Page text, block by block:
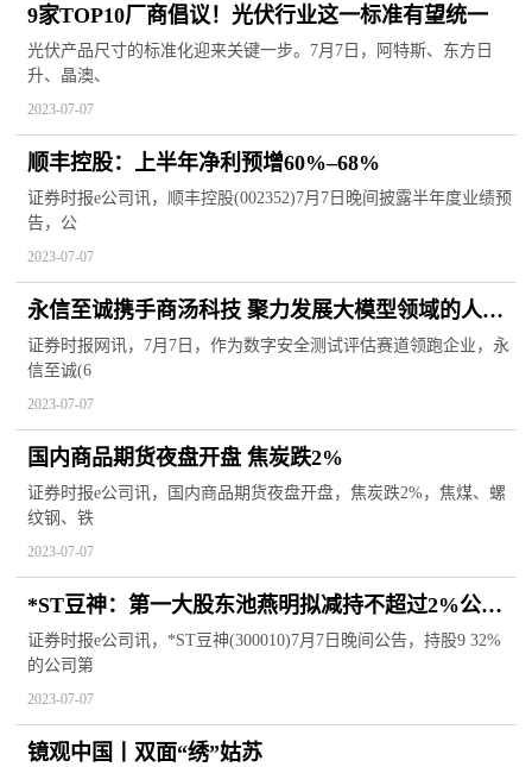
9家TOP10厂商倡议！光伏行业这一标准有望统一
光伏产品尺寸的标准化迎来关键一步。7月7日，阿特斯、东方日
升、晶澳、
2023-07-07
顺丰控股：上半年净利预增60%–68%
证券时报e公司讯，顺丰控股(002352)7月7日晚间披露半年度业绩预
告，公
2023-07-07
永信至诚携手商汤科技 聚力发展大模型领域的人工
智能安全测试
证券时报网讯，7月7日，作为数字安全测试评估赛道领跑企业，永
信至诚(6
2023-07-07
国内商品期货夜盘开盘 焦炭跌2%
证券时报e公司讯，国内商品期货夜盘开盘，焦炭跌2%，焦煤、螺
纹钢、铁
2023-07-07
*ST豆神：第一大股东池燕明拟减持不超过2%公司
股份
证券时报e公司讯，*ST豆神(300010)7月7日晚间公告，持股9 32%
的公司第
2023-07-07
镜观中国丨双面“绣”姑苏